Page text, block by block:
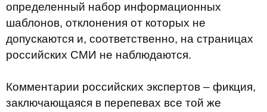
определенный набор информационных
шаблонов, отклонения от которых не
допускаются и, соответственно, на страницах
российских СМИ не наблюдаются.
Комментарии российских экспертов – фикция,
заключающаяся в перепевах все той же